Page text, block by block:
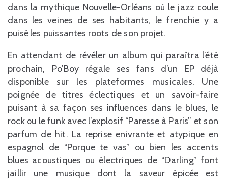
dans la mythique Nouvelle-Orléans où le jazz coule
dans les veines de ses habitants, le frenchie y a
puisé les puissantes roots de son projet.
En attendant de révéler un album qui paraîtra l’été
prochain, Po’Boy régale ses fans d’un EP déjà
disponible sur les plateformes musicales. Une
poignée de titres éclectiques et un savoir-faire
puisant à sa façon ses influences dans le blues, le
rock ou le funk avec l’explosif “Paresse à Paris” et son
parfum de hit. La reprise enivrante et atypique en
espagnol de “Porque te vas” ou bien les accents
blues acoustiques ou électriques de “Darling” font
jaillir une musique dont la saveur épicée est